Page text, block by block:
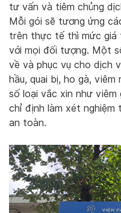
tư vấn và tiêm chủng
Mỗi gói sẽ tương ứng
trên thực tế thì mức giá
với mọi đối tượng. Một
về và phục vụ cho dịch
hầu, quai bị, ho gà,
số loại vắc xin như
chỉ định làm xét nghiệm
an toàn.